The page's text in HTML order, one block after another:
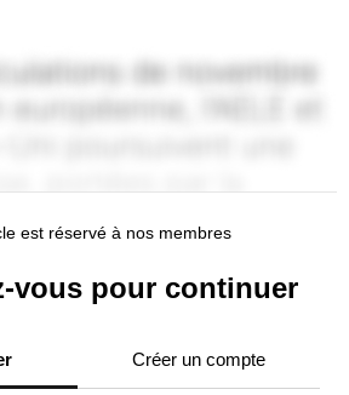
est réservé à nos membres
vous pour continuer
Créer un compte